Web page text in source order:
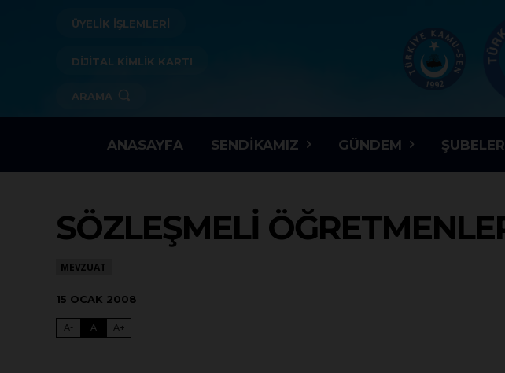
ÜYELİK İŞLEMLERİ
DİJİTAL KİMLİK KARTI
ARAMA
ANASAYFA SENDIKAMIZ GÜNDEM
SÖZLEŞMELİ
MEVZUAT
15 OCAK 2008
A- A A+